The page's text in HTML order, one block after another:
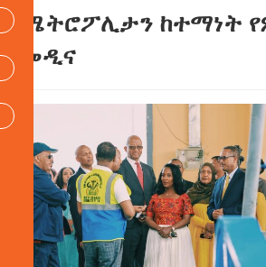
ሜትሮፖሊታን ከተማነት
መዲና